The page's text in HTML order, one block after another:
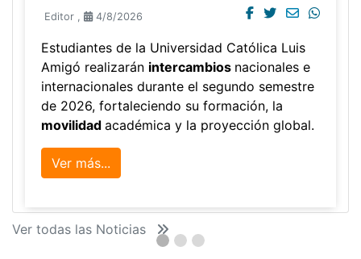
Editor , 4/8/2026
Estudiantes de la Universidad Católica Luis
Amigó realizarán intercambios nacionales e
internacionales durante el segundo semestre
de 2026, fortaleciendo su formación, la
movilidad académica y la proyección global.
Ver más...
Ver todas las Noticias